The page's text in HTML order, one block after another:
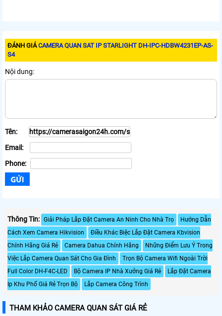
ĐÁNH GIÁCAMERA QUAN SAT IP STARLIGHT DH-IPC-HDBW4231EP-AS-
S4
Nội dung:
Tên:
Email:
Phone:
Thông Tin: Giải Pháp Lắp Đặt Camera An Ninh Cho Nhà Trọ
Hướng Dẫn
Cách Xem Camera Hikvision
Điều Khác Biệc Lắp Đặt Camera Kbvision
Chính Hãng Giá Rẻ
Camera Dahua Chính Hãng
Những Điểm Lưu Ý Trong
Việc Lắp Camera Quan Sát Cho Gia Đình
Trọn Bộ Camera Wifi Ngoài Trời
Full Color DH-F4C-LED
Bộ Camera IP Nhà Xưởng Giá Rẻ
Lắp Đặt Camera
Ip Khu Phố Giá Rẻ Trọn Bộ
Lắp Camera Công Trình
THAM KHẢO CAMERA QUAN SÁT GIÁ RẺ